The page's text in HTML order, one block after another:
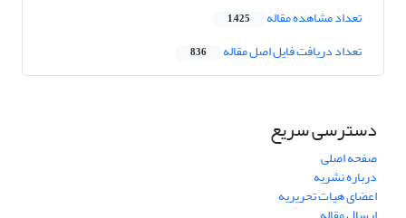
تعداد مشاهده مقاله 1,425
تعداد دریافت فایل اصل مقاله 836
دسترسی سریع
صفحه اصلی
درباره نشریه
اعضای هیات تحریریه